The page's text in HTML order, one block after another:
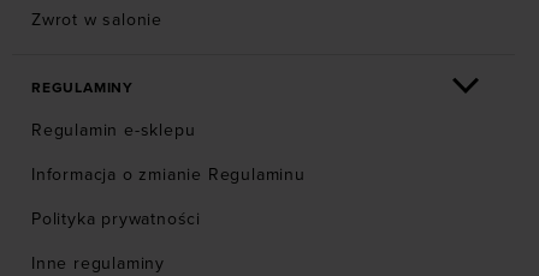
Zwrot w salonie
REGULAMINY
Regulamin e-sklepu
Informacja o zmianie Regulaminu
Polityka prywatności
Inne regulaminy